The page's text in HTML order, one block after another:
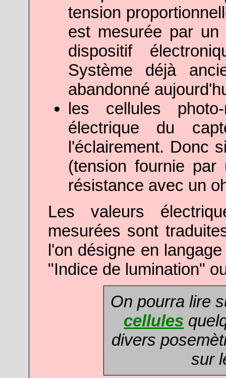
tension
est mesurée par un
dispositif
Système déjà
abandonné
les cellules
électrique du
l'éclairement. Donc
(tension fournie
résistance avec un
Les valeurs
mesurées sont
l'on désigne en
"Indice de lumination"
On pourra lire
cellules
divers
sur